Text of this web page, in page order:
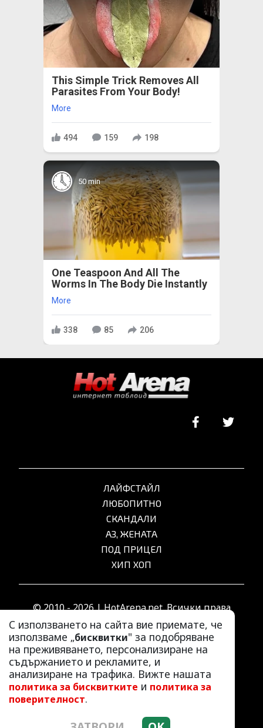
This Simple Trick Removes All
Parasites From Your Body!
More
494 159 198
50 min
One Teaspoon And All The
Worms In The Body Die Instantly
More
338 85 206
С използването на сайта вие приемате, че
използваме „бисквитки" за подобряване
на преживяването, персонализиране на
съдържанието и рекламите, и
анализиране на трафика. Вижте нашата
политика за бисквитките и политика за
поверителност.
ЛАЙФСТАЙЛ
ЛЮБОПИТНО
СКАНДАЛИ
АЗ, ЖЕНАТА
ПОД ПРИЦЕЛ
ХИП ХОП
© 2010 - 2026 | HotArena.net. Всички права
запазени.
РЕКЛАМА
КОНТАКТИ
ОБЩИ УСЛОВИЯ
ПОЛИТИКА ЗА ПОВЕРИТЕЛНОСТ
ПОЛИТИКА ЗА БИСКВИТКИТЕ